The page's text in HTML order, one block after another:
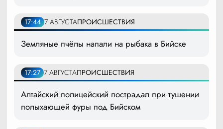
17:44 7 АВГУСТАПРОИСШЕСТВИЯ
Земляные пчёлы напали на рыбака в Бийске
17:27 7 АВГУСТАПРОИСШЕСТВИЯ
Алтайский полицейский пострадал при тушении
полыхающей фуры под Бийском